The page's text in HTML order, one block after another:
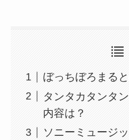
ぼっちぼろまる
タンタカタンタ
内容は？
ソニーミュージ